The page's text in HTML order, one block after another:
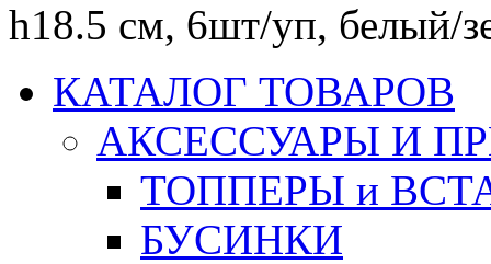
h18.5 см, 6шт/уп, белый/
КАТАЛОГ ТОВАРОВ
АКСЕССУАРЫ И
ТОППЕРЫ и
БУСИНКИ